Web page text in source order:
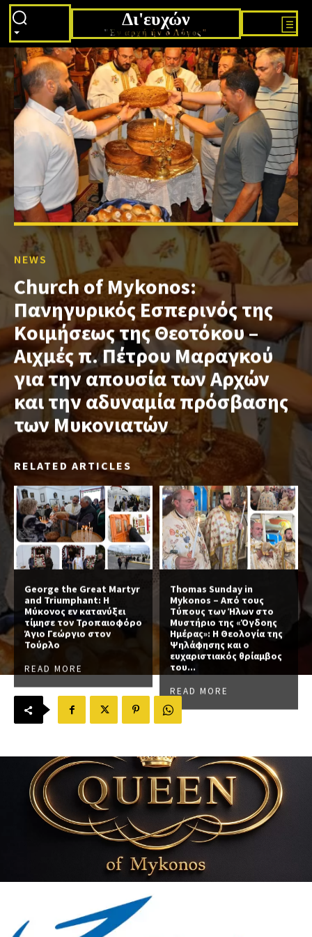
Δι'ευχών
"Εν αρχή ήν ο Λόγος"
NEWS
Church of Mykonos:
Πανηγυρικός Εσπερινός της
Κοιμήσεως της Θεοτόκου –
Αιχμές π. Πέτρου Μαραγκού
για την απουσία των Αρχών
και την αδυναμία πρόσβασης
των Μυκονιατών
RELATED ARTICLES
George the Great Martyr
and Triumphant: Η
Μύκονος εν κατανύξει
τίμησε τον Τροπαιοφόρο
Άγιο Γεώργιο στον
Τούρλο
READ MORE
Thomas Sunday in
Mykonos – Από τους
Τύπους των Ήλων στο
Μυστήριο της «Όγδοης
Ημέρας»: Η Θεολογία της
Ψηλάφησης και ο
ευχαριστιακός θρίαμβος
του...
READ MORE